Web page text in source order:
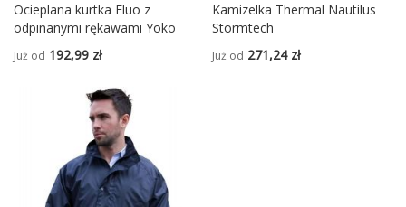
Ocieplana kurtka Fluo z
odpinanymi rękawami Yoko
Już od 192,99 zł
Kamizelka Thermal Nautilus
Stormtech
Już od 271,24 zł